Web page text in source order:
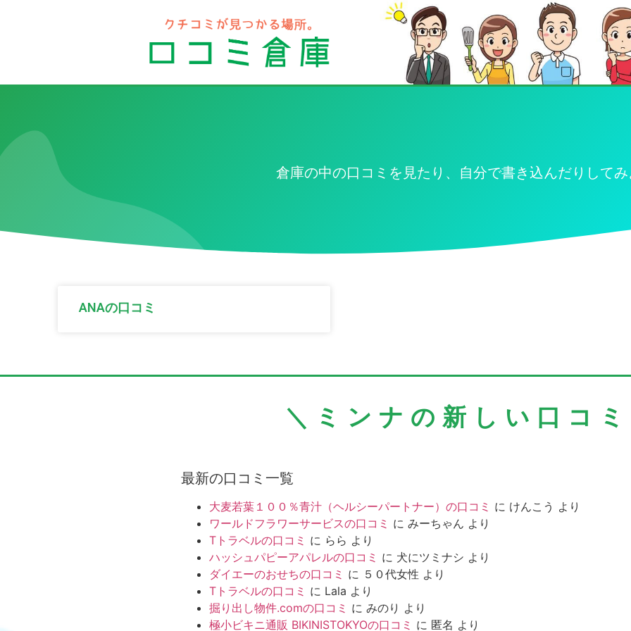
倉庫の中の口コミを見たり、自分で書き込んだりして
ANAの口コミ
＼ミンナの新しい口コ
最新の口コミ一覧
大麦若葉１００％青汁（ヘルシーパートナー）の口コミ に けんこう より
ワールドフラワーサービスの口コミ に みーちゃん より
Tトラベルの口コミ に らら より
ハッシュパピーアパレルの口コミ に 犬にツミナシ より
ダイエーのおせちの口コミ に ５０代女性 より
Tトラベルの口コミ に Lala より
掘り出し物件.comの口コミ に みのり より
極小ビキニ通販 BIKINISTOKYOの口コミ に 匿名 より